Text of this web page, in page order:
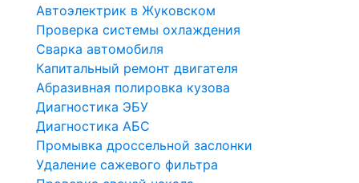
Автоэлектрик в Жуковском
Проверка системы охлаждения
Сварка автомобиля
Капитальный ремонт двигателя
Абразивная полировка кузова
Диагностика ЭБУ
Диагностика АБС
Промывка дроссельной заслонки
Удаление сажевого фильтра